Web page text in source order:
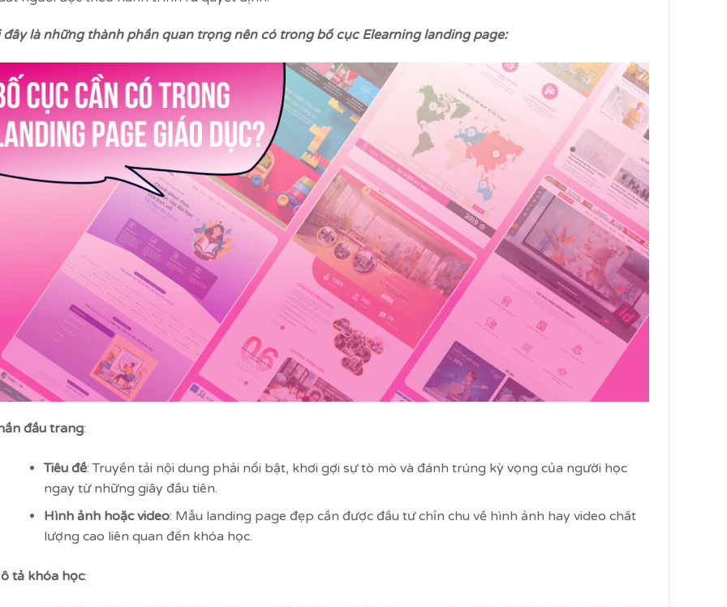
đây là những thành phần quan trọng nên có trong bố cục Elearning landing page:
đầu trang:
Tiêu đề: Truyền tải nội dung phải nổi bật, khơi gợi sự tò mò và đánh trúng kỳ vọng của người học
ngay từ những giây đầu tiên.
Hình ảnh hoặc video: Mẫu landing page đẹp cần được đầu tư chỉn chu về hình ảnh hay video chất
lượng cao liên quan đến khóa học.
tả khóa học: